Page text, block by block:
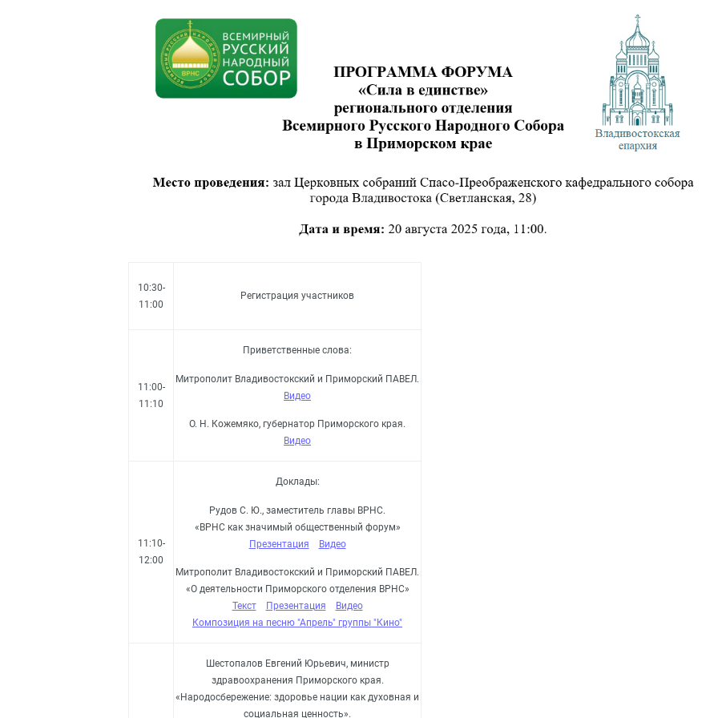
10:30-
11:00
Регистрация участников
11:00-
11:10
Приветственные слова:
Митрополит Владивостокский и Приморский ПАВЕЛ.
Видео
О. Н. Кожемяко, губернатор Приморского края.
Видео
11:10-
12:00
Доклады:
Рудов С. Ю., заместитель главы ВРНС.
«ВРНС как значимый общественный форум»
Презентация
Видео
Митрополит Владивостокский и Приморский ПАВЕЛ.
«О деятельности Приморского отделения ВРНС»
Текст
Презентация
Видео
Композиция на песню "Апрель" группы "Кино"
Шестопалов Евгений Юрьевич, министр
здравоохранения Приморского края.
«Народосбережение: здоровье нации как духовная и
социальная ценность».